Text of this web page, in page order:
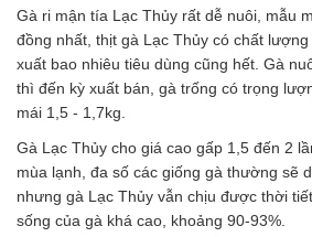
Gà ri mận tía Lạc Thủy rất dễ nuôi, mẫu
đồng nhất, thịt gà Lạc Thủy có chất
xuất bao nhiêu tiêu dùng cũng hết. Gà
thì đến kỳ xuất bán, gà trống có trọng
mái 1,5 - 1,7kg.
Gà Lạc Thủy cho giá cao gấp 1,5 đến 2
mùa lạnh, đa số các giống gà thường sẽ
nhưng gà Lạc Thủy vẫn chịu được thời
sống của gà khá cao, khoảng 90-93%.